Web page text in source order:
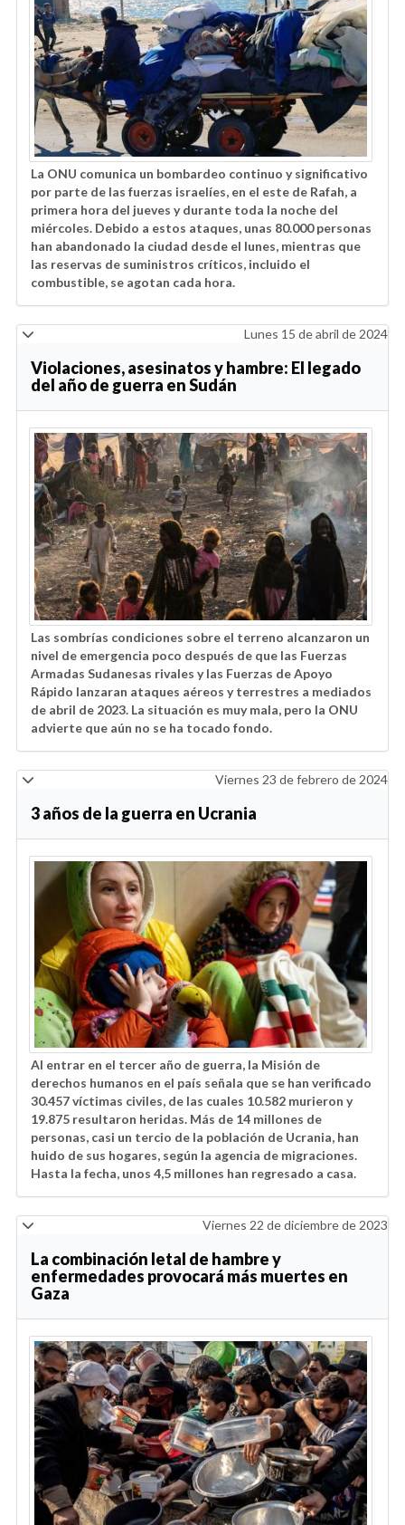
La ONU comunica un bombardeo continuo y significativo
por parte de las fuerzas israelíes, en el este de Rafah, a
primera hora del jueves y durante toda la noche del
miércoles. Debido a estos ataques, unas 80.000 personas
han abandonado la ciudad desde el lunes, mientras que
las reservas de suministros críticos, incluido el
combustible, se agotan cada hora.
Lunes 15 de abril de 2024
Violaciones, asesinatos y hambre: El legado
del año de guerra en Sudán
Las sombrías condiciones sobre el terreno alcanzaron un
nivel de emergencia poco después de que las Fuerzas
Armadas Sudanesas rivales y las Fuerzas de Apoyo
Rápido lanzaran ataques aéreos y terrestres a mediados
de abril de 2023. La situación es muy mala, pero la ONU
advierte que aún no se ha tocado fondo.
Viernes 23 de febrero de 2024
3 años de la guerra en Ucrania
Al entrar en el tercer año de guerra, la Misión de
derechos humanos en el país señala que se han verificado
30.457 víctimas civiles, de las cuales 10.582 murieron y
19.875 resultaron heridas. Más de 14 millones de
personas, casi un tercio de la población de Ucrania, han
huido de sus hogares, según la agencia de migraciones.
Hasta la fecha, unos 4,5 millones han regresado a casa.
Viernes 22 de diciembre de 2023
La combinación letal de hambre y
enfermedades provocará más muertes en
Gaza